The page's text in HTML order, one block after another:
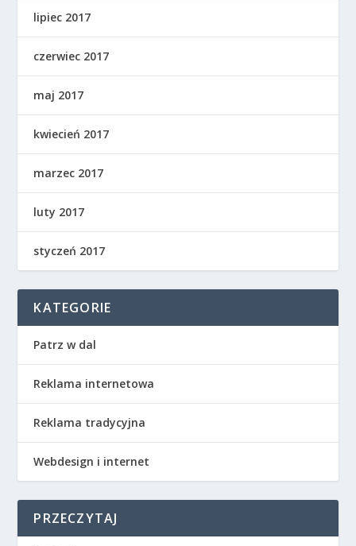
lipiec 2017
czerwiec 2017
maj 2017
kwiecień 2017
marzec 2017
luty 2017
styczeń 2017
KATEGORIE
Patrz w dal
Reklama internetowa
Reklama tradycyjna
Webdesign i internet
PRZECZYTAJ